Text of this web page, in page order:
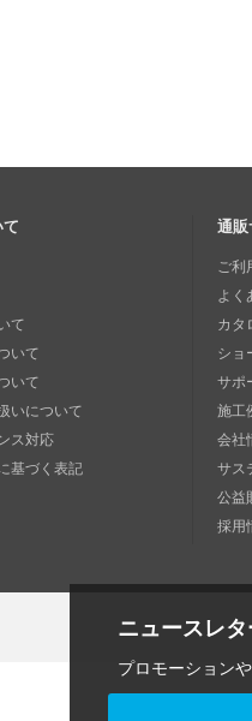
ニュースレタ
プロモーション
て
いて
いて
いについて
ス対応
基づく表記
通販
ご利
よく
カタ
ショ
サポ
施工
会社
サス
公益
採用